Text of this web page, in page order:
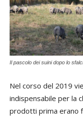
Il pascolo dei suini dopo lo
Nel corso del 2019
indispensabile per la
prodotti prima erano